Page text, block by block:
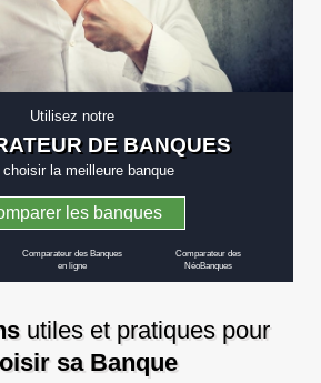
Utilisez notre
DE BANQUES
choisir la meilleure banque
les banques
Comparateur des Banques
en ligne
Comparateur des
NéoBanques
utiles et pratiques pour
sa Banque